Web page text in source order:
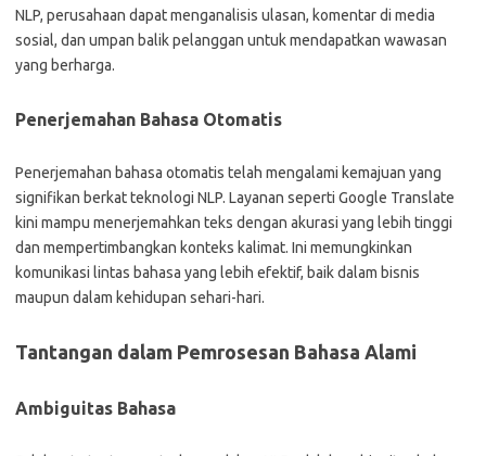
NLP, perusahaan dapat menganalisis ulasan, komentar di media
sosial, dan umpan balik pelanggan untuk mendapatkan wawasan
yang berharga.
Penerjemahan Bahasa Otomatis
Penerjemahan bahasa otomatis telah mengalami kemajuan yang
signifikan berkat teknologi NLP. Layanan seperti Google Translate
kini mampu menerjemahkan teks dengan akurasi yang lebih tinggi
dan mempertimbangkan konteks kalimat. Ini memungkinkan
komunikasi lintas bahasa yang lebih efektif, baik dalam bisnis
maupun dalam kehidupan sehari-hari.
Tantangan dalam Pemrosesan Bahasa Alami
Ambiguitas Bahasa